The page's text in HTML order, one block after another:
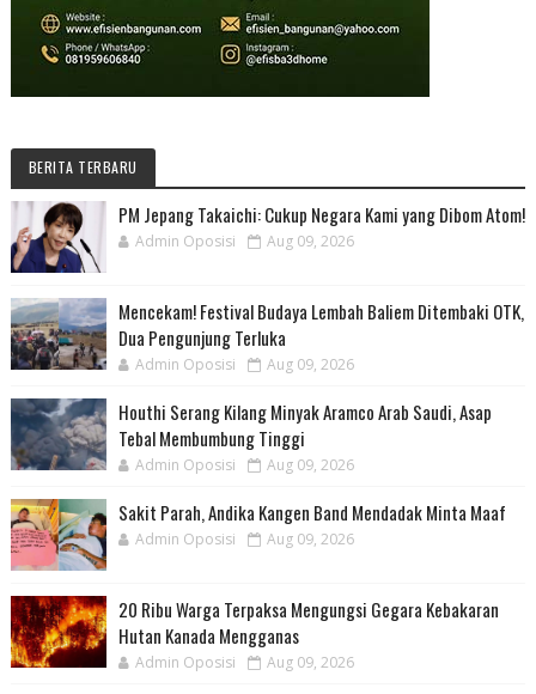
BERITA TERBARU
PM Jepang Takaichi: Cukup Negara Kami yang Dibom Atom!
Admin Oposisi Aug 09, 2026
Mencekam! Festival Budaya Lembah Baliem Ditembaki OTK,
Dua Pengunjung Terluka
Admin Oposisi Aug 09, 2026
Houthi Serang Kilang Minyak Aramco Arab Saudi, Asap
Tebal Membumbung Tinggi
Admin Oposisi Aug 09, 2026
Sakit Parah, Andika Kangen Band Mendadak Minta Maaf
Admin Oposisi Aug 09, 2026
20 Ribu Warga Terpaksa Mengungsi Gegara Kebakaran
Hutan Kanada Mengganas
Admin Oposisi Aug 09, 2026